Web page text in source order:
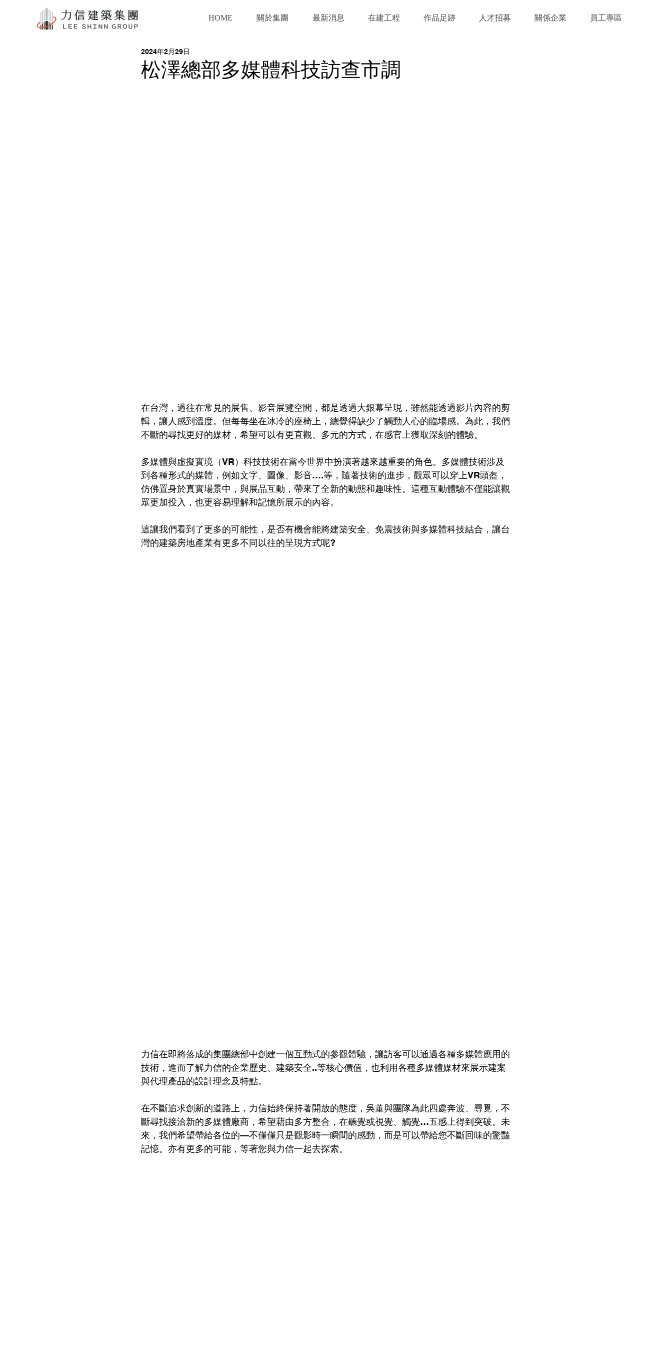
HOME 關於集團 最新消息 在建工程 作品足跡 人才招募 關係企業 員工專區
松澤總部多媒體科技訪查市調
2024年2月29日
在台灣，過往在常見的展售、影音展覽空間，都是透過大銀幕呈現，雖然能透過影片內容的剪
輯，讓人感到溫度。但每每坐在冰冷的座椅上，總覺得缺少了觸動人心的臨場感。為此，我們
不斷的尋找更好的媒材，希望可以有更直觀、多元的方式，在感官上獲取深刻的體驗。
多媒體與虛擬實境（VR）科技技術在當今世界中扮演著越來越重要的角色。多媒體技術涉及
到各種形式的媒體，例如文字、圖像、影音….等，隨著技術的進步，觀眾可以穿上VR頭盔，
仿佛置身於真實場景中，與展品互動，帶來了全新的動態和趣味性。這種互動體驗不僅能讓觀
眾更加投入，也更容易理解和記憶所展示的內容。
這讓我們看到了更多的可能性，是否有機會能將建築安全、免震技術與多媒體科技結合，讓台
灣的建築房地產業有更多不同以往的呈現方式呢?
力信在即將落成的集團總部中創建一個互動式的參觀體驗，讓訪客可以通過各種多媒體應用的
技術，進而了解力信的企業歷史、建築安全..等核心價值，也利用各種多媒體媒材來展示建案
與代理產品的設計理念及特點。
在不斷追求創新的道路上，力信始終保持著開放的態度，吳董與團隊為此四處奔波、尋覓，不
斷尋找接洽新的多媒體廠商，希望藉由多方整合，在聽覺或視覺、觸覺…五感上得到突破。未
來，我們希望帶給各位的—不僅僅只是觀影時一瞬間的感動，而是可以帶給您不斷回味的驚豔
記憶。亦有更多的可能，等著您與力信一起去探索。